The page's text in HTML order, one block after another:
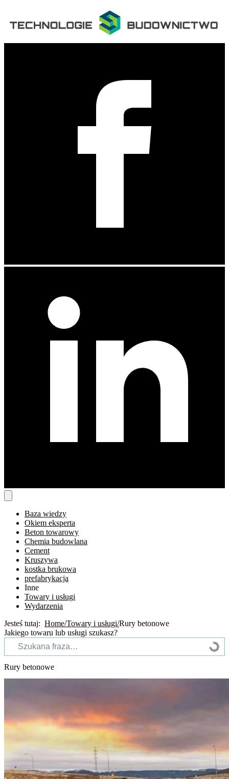
Baza wiedzy
Okiem eksperta
Beton towarowy
Chemia budowlana
Cement
Kruszywa
kostka brukowa
prefabrykacja
Inne
Towary i usługi
Wydarzenia
Jesteś tutaj: Home Towary i usługi Rury betonowe
Jakiego towaru lub usługi szukasz?
Rury betonowe